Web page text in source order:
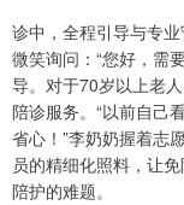
诊中，全程引导与专
微笑询问：“您好，需
导。对于70岁以上老
陪诊服务。“以前自己
省心！”李奶奶握着志
员的精细化照料，让
陪护的难题。